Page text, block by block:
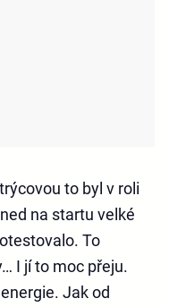
to byl v roli
na startu velké
To
I jí to moc přeju.
Jak od